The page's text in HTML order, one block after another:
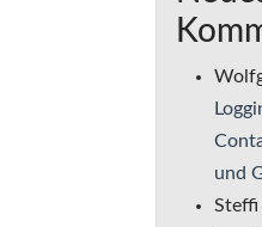
und
Steffi